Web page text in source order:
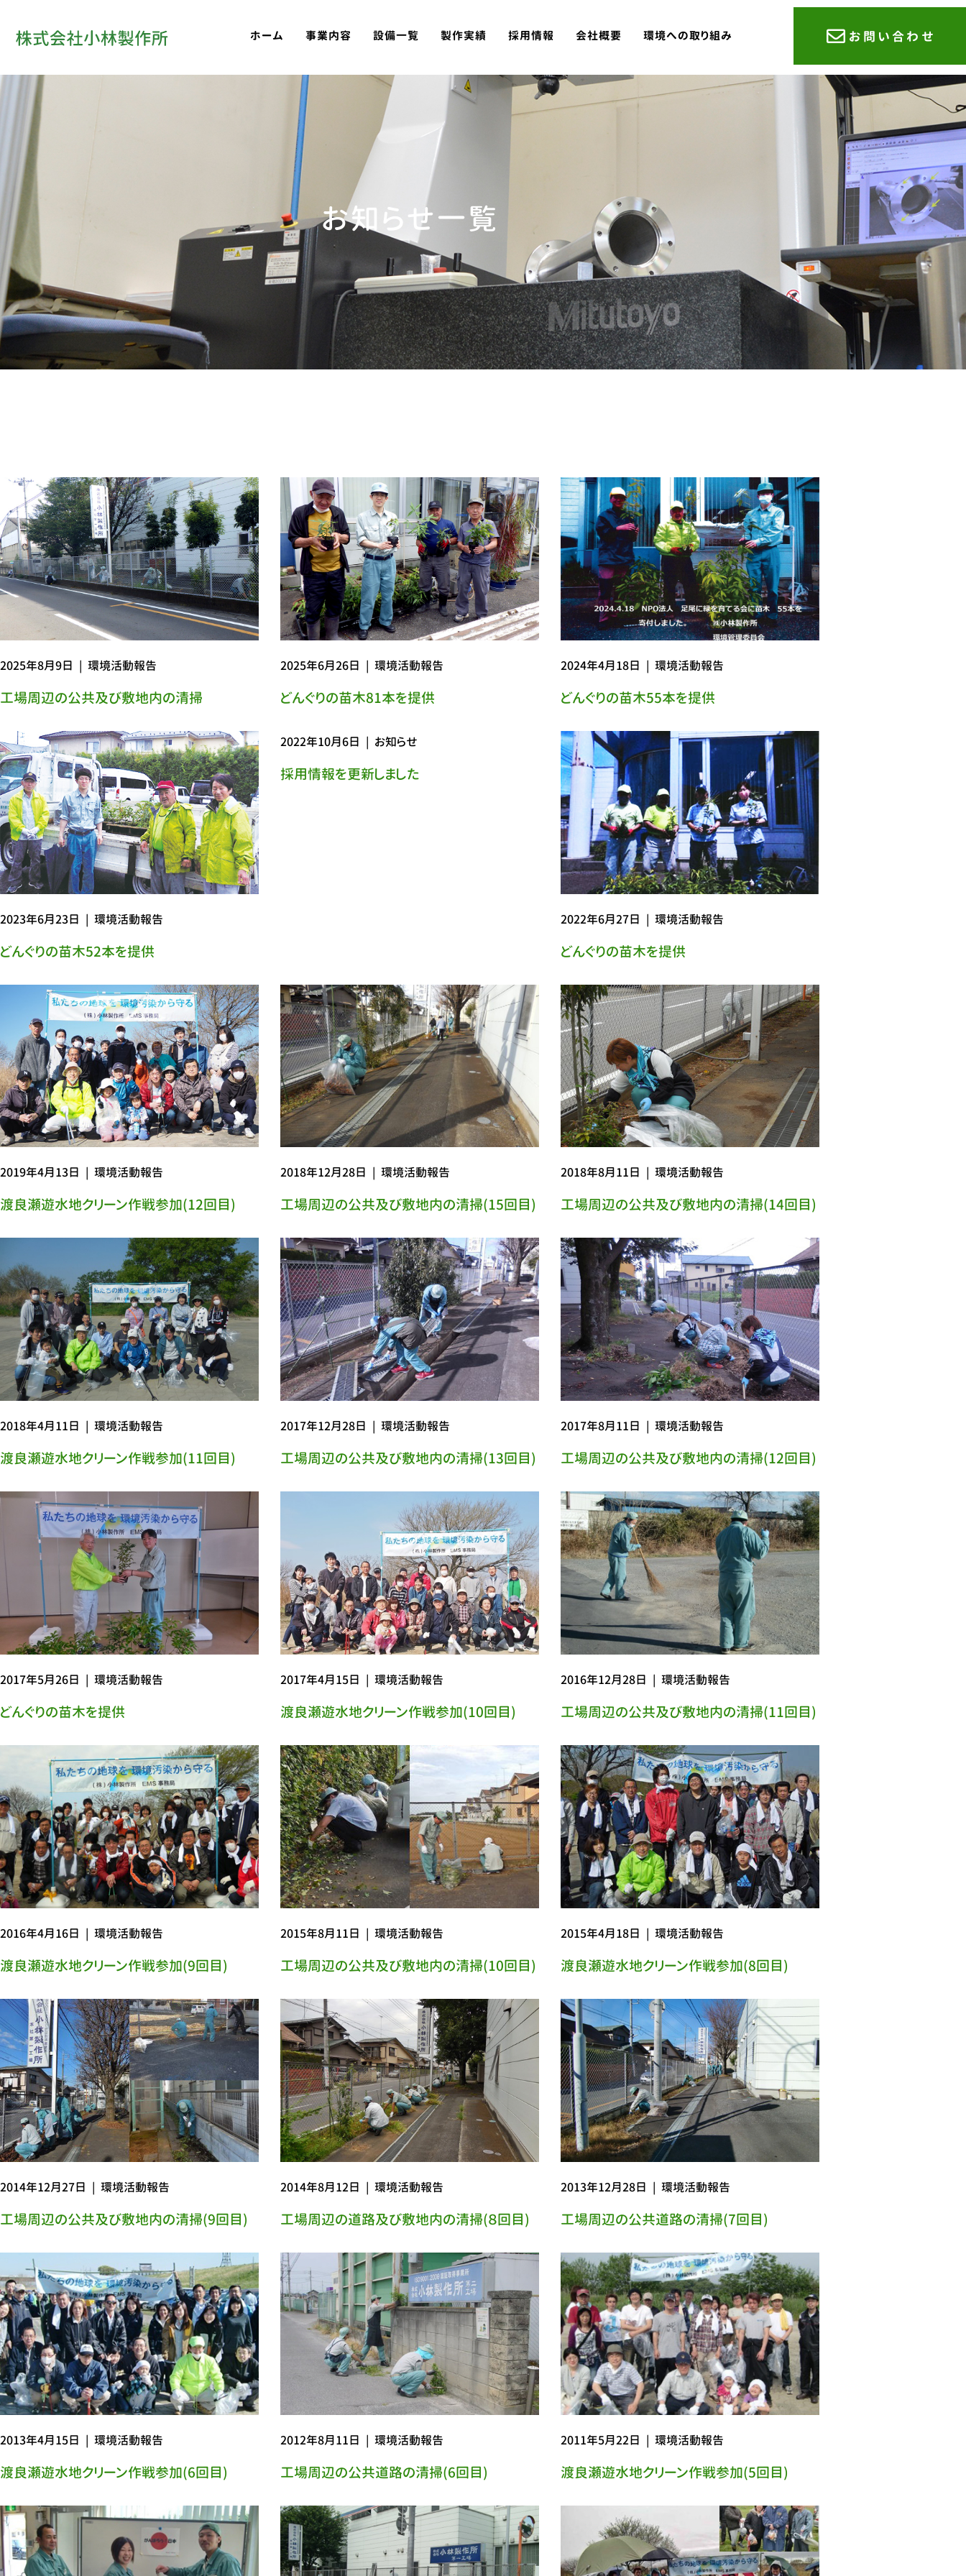
ホーム 事業内容 設備一覧 製作実績 採用情報 会社概要 環境への取り組み お問い合わせ
お知らせ一覧
2025年8月9日 | 環境活動報告
工場周辺の公共及び敷地内の清掃
2025年6月26日 | 環境活動報告
どんぐりの苗木81本を提供
2024年4月18日 | 環境活動報告
どんぐりの苗木55本を提供
2023年6月23日 | 環境活動報告
どんぐりの苗木52本を提供
2022年10月6日 | お知らせ
採用情報を更新しました
2022年6月27日 | 環境活動報告
どんぐりの苗木を提供
2019年4月13日 | 環境活動報告
渡良瀬遊水地クリーン作戦参加(12回目)
2018年12月28日 | 環境活動報告
工場周辺の公共及び敷地内の清掃(15回目)
2018年8月11日 | 環境活動報告
工場周辺の公共及び敷地内の清掃(14回目)
2018年4月11日 | 環境活動報告
渡良瀬遊水地クリーン作戦参加(11回目)
2017年12月28日 | 環境活動報告
工場周辺の公共及び敷地内の清掃(13回目)
2017年8月11日 | 環境活動報告
工場周辺の公共及び敷地内の清掃(12回目)
2017年5月26日 | 環境活動報告
どんぐりの苗木を提供
2017年4月15日 | 環境活動報告
渡良瀬遊水地クリーン作戦参加(10回目)
2016年12月28日 | 環境活動報告
工場周辺の公共及び敷地内の清掃(11回目)
2016年4月16日 | 環境活動報告
渡良瀬遊水地クリーン作戦参加(9回目)
2015年8月11日 | 環境活動報告
工場周辺の公共及び敷地内の清掃(10回目)
2015年4月18日 | 環境活動報告
渡良瀬遊水地クリーン作戦参加(8回目)
2014年12月27日 | 環境活動報告
工場周辺の公共及び敷地内の清掃(9回目)
2014年8月12日 | 環境活動報告
工場周辺の道路及び敷地内の清掃(８回目)
2013年12月28日 | 環境活動報告
工場周辺の公共道路の清掃(7回目)
2013年4月15日 | 環境活動報告
渡良瀬遊水地クリーン作戦参加(6回目)
2012年8月11日 | 環境活動報告
工場周辺の公共道路の清掃(6回目)
2011年5月22日 | 環境活動報告
渡良瀬遊水地クリーン作戦参加(5回目)